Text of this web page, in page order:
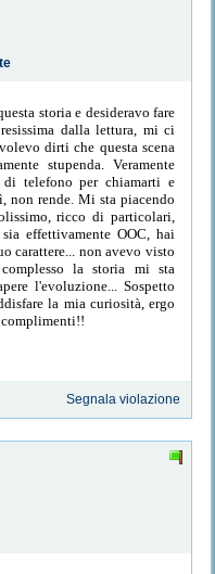
storia e desideravo fare
dalla lettura, mi ci
dirti che questa scena
stupenda. Veramente
telefono per chiamarti e
non rende. Mi sta piacendo
ricco di particolari,
effettivamente OOC, hai
carattere... non avevo visto
la storia mi sta
l'evoluzione... Sospetto
la mia curiosità, ergo
Segnala violazione